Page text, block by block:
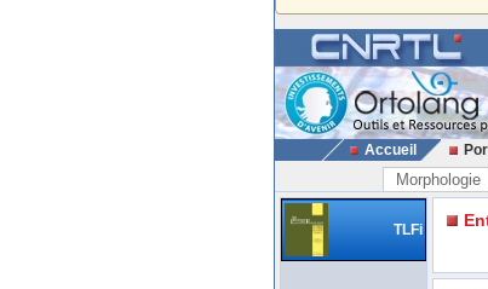
Accueil
Morphologie
TLFi